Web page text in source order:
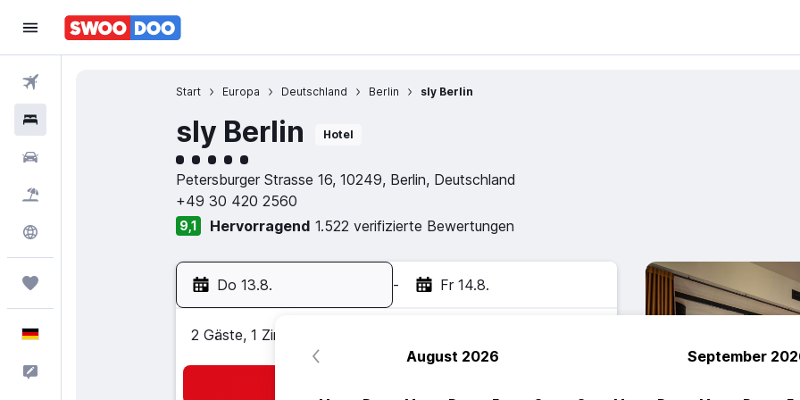
Start Europa Deutschland Berlin sly Berlin
sly Berlin Hotel
Bewertungskategorie 5
Petersburger Strasse 16, 10249, Berlin, Deutschland
+49 30 420 2560
9,1 Hervorragend 1.522 verifizierte Bewertungen
Do 13.8. - Fr 14.8.
2 Gäste, 1 Zimmer
August 2026 September